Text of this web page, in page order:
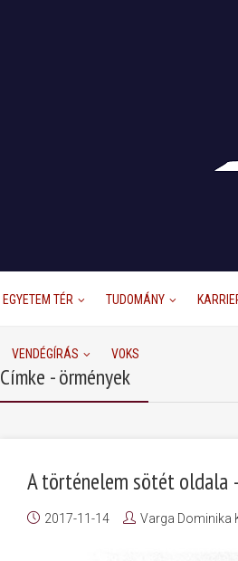
EGYETEM TÉR TUDOMÁNY
VENDÉGÍRÁS VOKS
Címke - örmények
A történelem sötét oldala
2017-11-14 Varga Dominika